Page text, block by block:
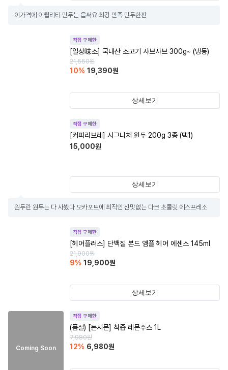
이가격에 이퀄리티 만두는 읍써요 최강 만족 만두한판
직접 구매한
[일상味소] 국내산 소고기 샤브샤브 300g~ (냉동)
21,550원
10% 19,390원
상세보기
직접 구매한
[커피리브레] 시그니처 원두 200g 3종 (택1)
15,000원
상세보기
원두란 원두는 다 사봤다 모카포트에 최적인 신맛없는 다크 초콜릿 에스프레소
직접 구매한
[헤어플러스] 단백질 본드 앰플 헤어 에센스 145ml
21,900원
9% 19,900원
상세보기
Coming Soon
직접 구매한
(품절) [돈시몬] 착즙 레몬주스 1L
7,980원
12% 6,980원